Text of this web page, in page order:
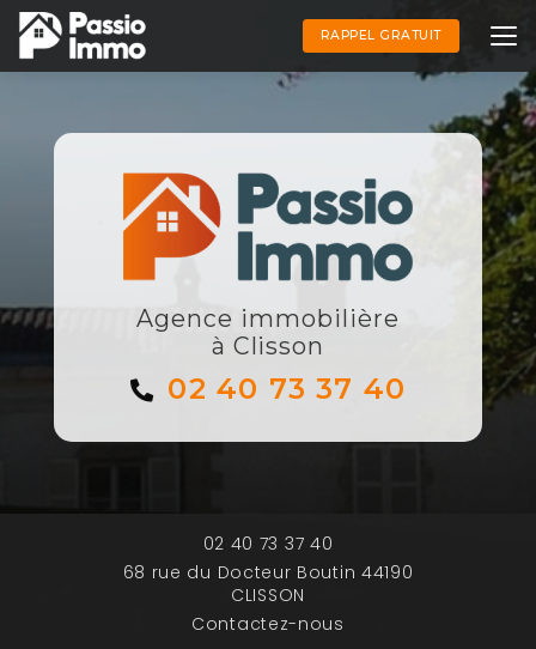
Aller
au
contenu
principal
RAPPEL GRATUIT
Agence immobilière
à Clisson
02 40 73 37 40
02 40 73 37 40
68 rue du Docteur Boutin 44190
CLISSON
Contactez-nous